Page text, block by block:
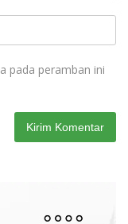
pada peramban ini